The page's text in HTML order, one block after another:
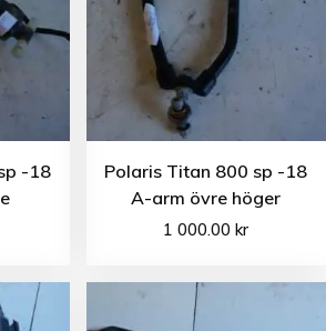
-18
Polaris Titan 800 sp -18
A-arm övre höger
1 000.00kr